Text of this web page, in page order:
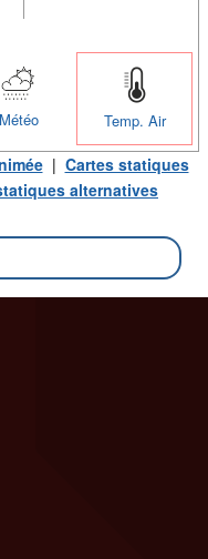
Temp. Air
Météo
| Cartes statiques
alternatives